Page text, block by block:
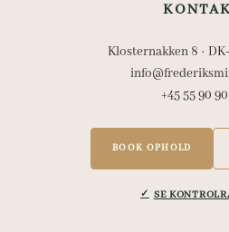
Klosternakken 8 ·
+45 55 90
BOOK OPHOLD
SE